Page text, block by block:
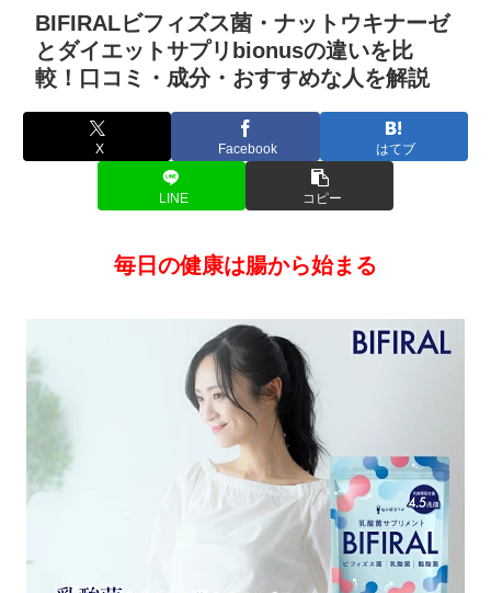
BIFIRALビフィズス菌・ナットウキナーゼ
とダイエットサプリbionusの違いを比
較！口コミ・成分・おすすめな人を解説
X Facebook はてブ
LINE コピー
毎日の健康は腸から始まる